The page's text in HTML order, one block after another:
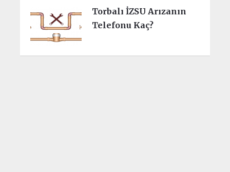
Torbalı İZSU Arızanın
Telefonu Kaç?